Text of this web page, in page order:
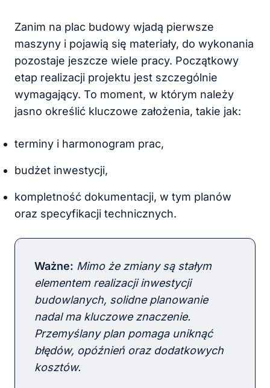
Zanim na plac budowy wjadą pierwsze
maszyny i pojawią się materiały, do wykonania
pozostaje jeszcze wiele pracy. Początkowy
etap realizacji projektu jest szczególnie
wymagający. To moment, w którym należy
jasno określić kluczowe założenia, takie jak:
terminy i harmonogram prac,
budżet inwestycji,
kompletność dokumentacji, w tym planów
oraz specyfikacji technicznych.
Ważne: Mimo że zmiany są stałym
elementem realizacji inwestycji
budowlanych, solidne planowanie
nadal ma kluczowe znaczenie.
Przemyślany plan pomaga uniknąć
błędów, opóźnień oraz dodatkowych
kosztów.